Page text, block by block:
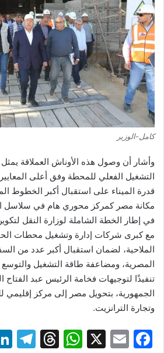
كامل-الوزير
وأشار أن وصول هذه الأوناش العملاقة يمثل
التشغيل الفعلي للمحطة وفق أعلى المعايير
قدرة الميناء على استقبال أكبر الخطوط
مكانة مصركمركز محوري هام في سلاسل
في إطار الخطة الشاملة لوزارة النقل
مع كبرى شركات إدارة وتشغيل محطات
الملاحية، لضمان استقبال أكبر عدد من
المصرية، ومضاعفة طاقة التشغيل والتوسع
تنفيذًا لتوجيهات فخامة الرئيس عبد الفتاح
الجمهورية، بتحويل مصر إلى مركز إقليمي
وتجارة الترانزيت.
F
E
X
W
T
T